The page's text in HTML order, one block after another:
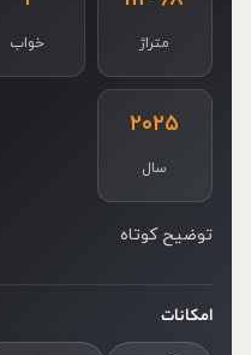
متراژ خواب
۲۰۲۵
سال
توضیح کوتاه
امکانات